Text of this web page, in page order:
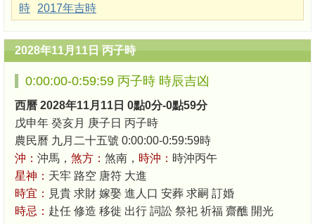
時
2017年吉時
2028年11月11日 丙子時
0:00:00-0:59:59 丙子時 時辰吉凶
西曆 2028年11月11日 0點0分-0點59分
戊申年 癸亥月 庚子日 丙子時
農民曆 九月二十五號 0:00:00-0:59:59時
沖： 沖馬， 煞方： 煞南， 時沖： 時沖丙午
星神： 天牢 路空 唐符 大進
時宜： 見貴 求財 嫁娶 進人口 安葬 求嗣 訂婚
時忌： 赴任 修造 移徙 出行 詞訟 祭祀 祈福 齋醮 開光